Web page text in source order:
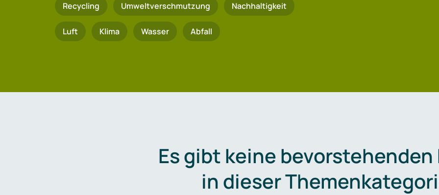
Recycling Umweltverschmutzung Nachhaltigkeit
Luft Klima Wasser Abfall
Es gibt keine bevorstehenden
in dieser